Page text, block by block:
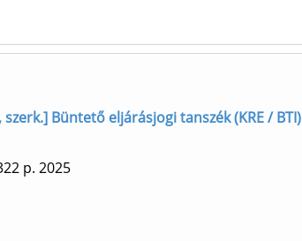
Büntető eljárásjogi tanszék (KRE / BTI)
p. 2025